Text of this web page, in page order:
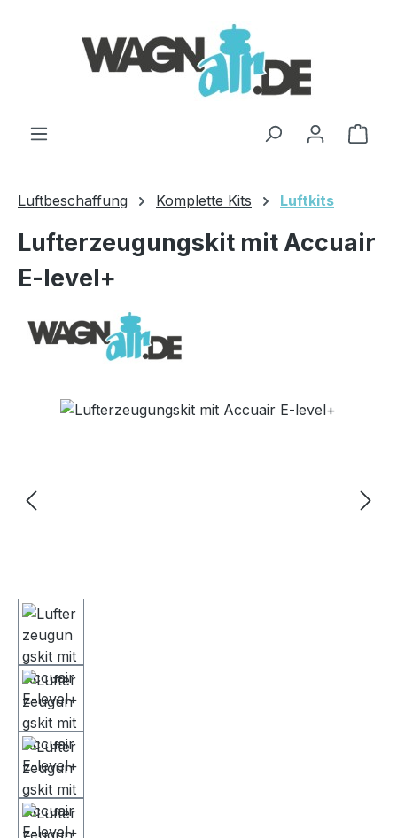
Luftbeschaffung Komplette Kits Luftkits
Lufterzeugungskit mit Accuair
E-level+
Bildergalerie überspringen